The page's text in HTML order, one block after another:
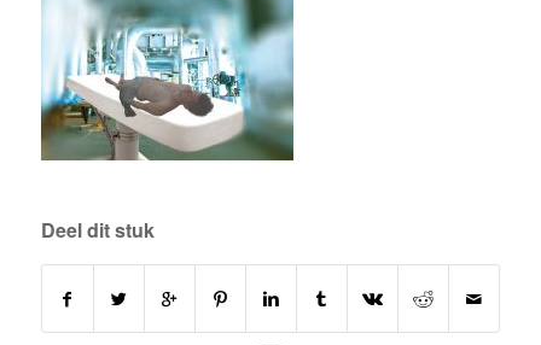
Deel dit stuk